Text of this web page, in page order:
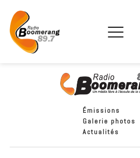
Émissions
Galerie photos
Actualités